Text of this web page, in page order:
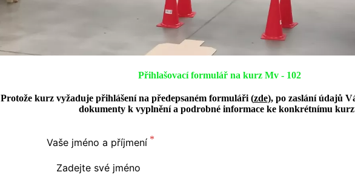
Přihlašovací formulář na kurz Mv - 102
Protože kurz vyžaduje přihlášení na předepsaném formuláři (zde), po zaslání údajů
dokumenty k vyplnění a podrobné informace ke konkrétnímu
Vaše jméno a příjmení